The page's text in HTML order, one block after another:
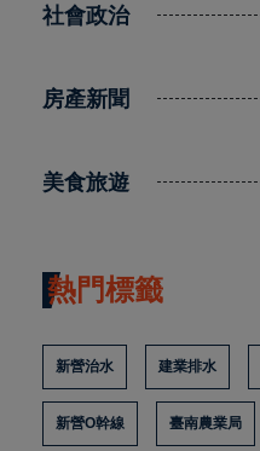
社會政治
房產新聞
美食旅遊
熱門標籤
新營治水 建業排水
新營O幹線 臺南農業局